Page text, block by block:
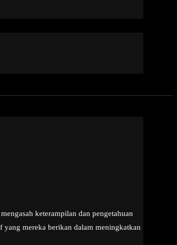
keterampilan dan pengetahuan
yang mereka berikan dalam meningkatkan